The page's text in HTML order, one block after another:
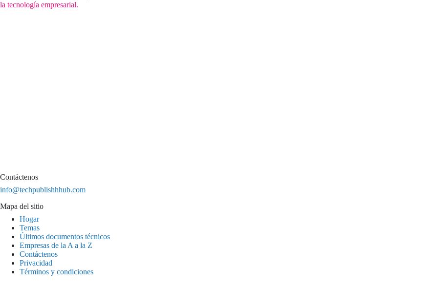
la tecnología empresarial.
Contáctenos
info@techpublishhhub.com
Mapa del sitio
Hogar
Temas
Últimos documentos técnicos
Empresas de la A a la Z
Contáctenos
Privacidad
Términos y condiciones